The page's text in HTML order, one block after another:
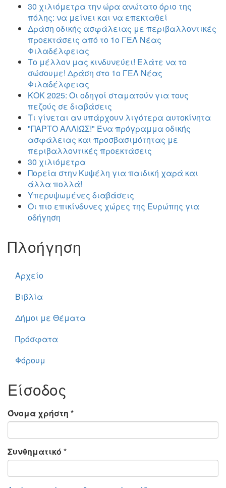
30 χιλιόμετρα την ώρα ανώτατο όριο της
πόλης: να μείνει και να επεκταθεί
Δράση οδικής ασφάλειας με περιβαλλοντικές
προεκτάσεις από το 1ο ΓΕΛ Νέας
Φιλαδέλφειας
Το μέλλον μας κινδυνεύει! Ελάτε να το
σώσουμε! Δράση στο 1ο ΓΕΛ Νέας
Φιλαδέλφειας
ΚΟΚ 2025: Οι οδηγοί σταματούν για τους
πεζούς σε διαβάσεις
Τι γίνεται αν υπάρχουν λιγότερα αυτοκίνητα
"ΠΑΡΤΟ ΑΛΛΙΏΣ!" Ένα πρόγραμμα οδικής
ασφάλειας και προσβασιμότητας με
περιβαλλοντικές προεκτάσεις
30 χιλιόμετρα
Πορεία στην Κυψέλη για παιδική χαρά και
άλλα πολλά!
Υπερυψωμένες διαβάσεις
Οι πιο επικίνδυνες χώρες της Ευρώπης για
οδήγηση
Πλοήγηση
Αρχείο
Βιβλία
Δήμοι με Θέματα
Πρόσφατα
Φόρουμ
Είσοδος
Όνομα χρήστη *
Συνθηματικό *